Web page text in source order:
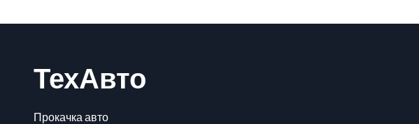
ТехАвто
Прокачка авто